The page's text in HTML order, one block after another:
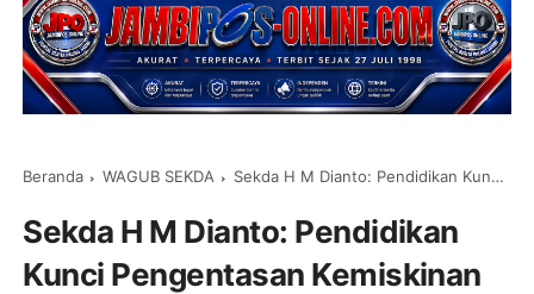
Beranda WAGUB SEKDA Sekda H M Dianto: Pendidikan Kunci Pengentasan Kemiskinan
Sekda H M Dianto: Pendidikan
Kunci Pengentasan Kemiskinan